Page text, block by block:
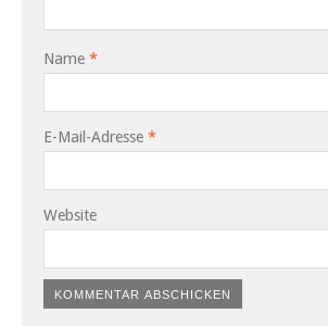
Name *
E-Mail-Adresse *
Website